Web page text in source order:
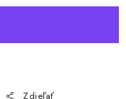
Zdieľať